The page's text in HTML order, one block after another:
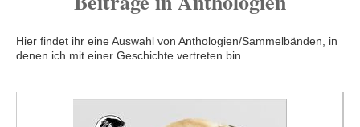
Hier findet ihr eine Auswahl von Anthologien/Sammelbänden, in
denen ich mit einer Geschichte vertreten bin.